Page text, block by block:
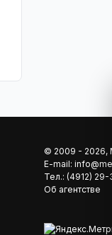
© 2009 -
E-mail:
Тел.: (4912)
Об агентстве